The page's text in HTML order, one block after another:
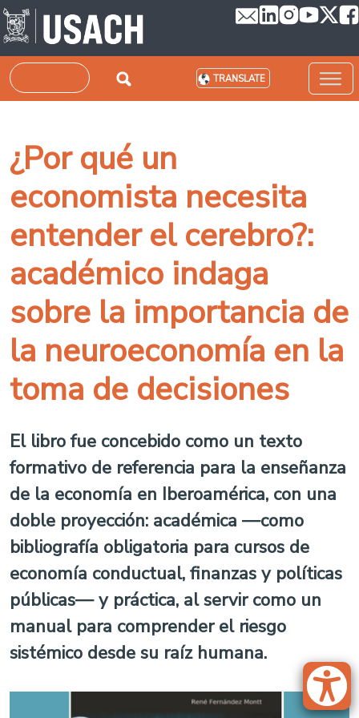
Skip to main content
Search TRANSLATE
¿Por qué un
economista necesita
entender el cerebro?:
académico indaga
sobre la importancia de
la neuroeconomía en la
toma de decisiones
El libro fue concebido como un texto
formativo de referencia para la enseñanza
de la economía en Iberoamérica, con una
doble proyección: académica —como
bibliografía obligatoria para cursos de
economía conductual, finanzas y políticas
públicas— y práctica, al servir como un
manual para comprender el riesgo
sistémico desde su raíz humana.